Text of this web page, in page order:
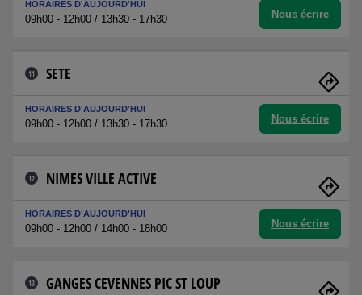
HORAIRES D'AUJOURD'HUI
09h00 - 12h00 / 13h30 - 17h30 Nous écrire
11 SETE
HORAIRES D'AUJOURD'HUI
09h00 - 12h00 / 13h30 - 17h30 Nous écrire
12 NIMES VILLE ACTIVE
HORAIRES D'AUJOURD'HUI
09h00 - 12h00 / 14h00 - 18h00 Nous écrire
13 GANGES CEVENNES PIC ST LOUP